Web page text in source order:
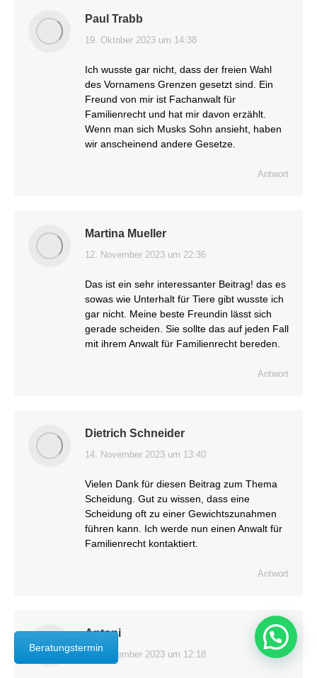
Paul Trabb
sagt:
19. Oktober 2023 um 14:38
Ich wusste gar nicht, dass der freien Wahl
des Vornamens Grenzen gesetzt sind. Ein
Freund von mir ist Fachanwalt für
Familienrecht und hat mir davon erzählt.
Wenn man sich Musks Sohn ansieht, haben
wir anscheinend andere Gesetze.
Antwort
Martina Mueller
sagt:
12. November 2023 um 22:36
Das ist ein sehr interessanter Beitrag! das es
sowas wie Unterhalt für Tiere gibt wusste ich
gar nicht. Meine beste Freundin lässt sich
gerade scheiden. Sie sollte das auf jeden Fall
mit ihrem Anwalt für Familienrecht bereden.
Antwort
Dietrich Schneider
sagt:
14. November 2023 um 13:40
Vielen Dank für diesen Beitrag zum Thema
Scheidung. Gut zu wissen, dass eine
Scheidung oft zu einer Gewichtszunahmen
führen kann. Ich werde nun einen Anwalt für
Familienrecht kontaktiert.
Antwort
Antoni
21. November 2023 um 12:18
Beratungstermin